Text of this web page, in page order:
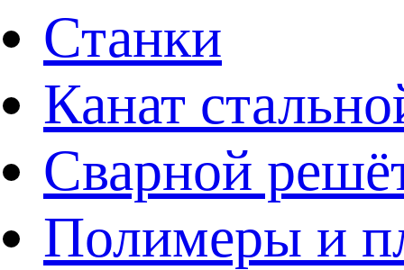
Станки
Канат
Сварной
Полимеры и